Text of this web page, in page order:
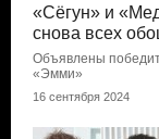
«Сёгун» и
снова всех
Объявлены
«Эмми»
16 сентября 2024